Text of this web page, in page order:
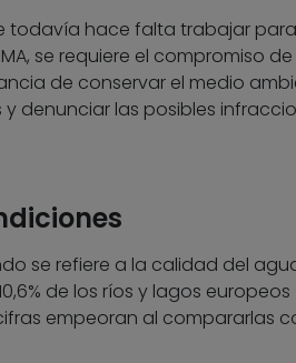
todavía hace falta trabajar
se requiere el compromiso de
de conservar el medio
denunciar las posibles
se refiere a la calidad del
de los ríos y lagos europeos
empeoran al compararlas